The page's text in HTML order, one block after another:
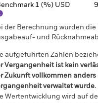
1 (%) USD
der Berechnung wurden
und
aufgeführten Zahlen
Vergangenheit ist kein
Zukunft vollkommen
verwaltet wurde.
Wertentwicklung wird auf